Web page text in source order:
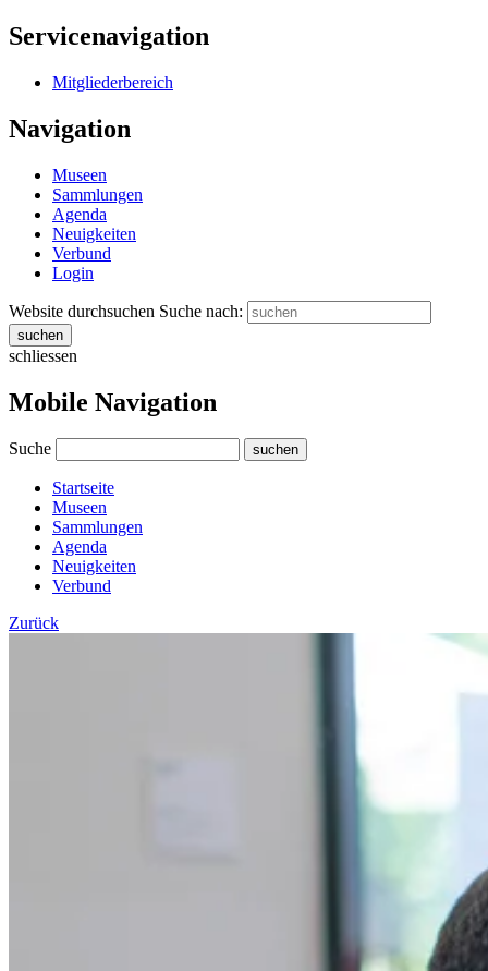
Servicenavigation
Mitgliederbereich
Navigation
Museen
Sammlungen
Agenda
Neuigkeiten
Verbund
Login
Website durchsuchen Suche nach:
suchen
schliessen
Mobile Navigation
Suche suchen
Startseite
Museen
Sammlungen
Agenda
Neuigkeiten
Verbund
Zurück